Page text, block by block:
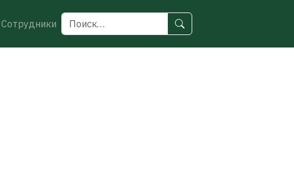
Сотрудники